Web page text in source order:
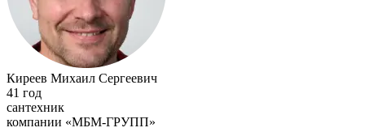
Киреев Михаил Сергеевич
41 год
сантехник
компании «МБМ-ГРУПП»